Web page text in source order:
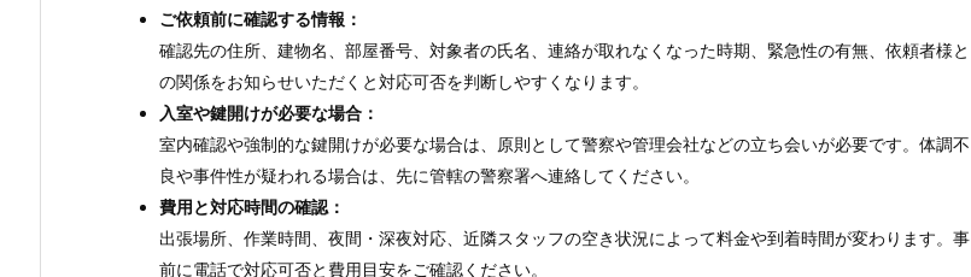
ご依頼前に確認する情報：
確認先の住所、建物名、部屋番号、対象者の氏名、連絡が取れなくなった時期、緊急性の有無、依頼者様と
の関係をお知らせいただくと対応可否を判断しやすくなります。
入室や鍵開けが必要な場合：
室内確認や強制的な鍵開けが必要な場合は、原則として警察や管理会社などの立ち会いが必要です。体調不
良や事件性が疑われる場合は、先に管轄の警察署へ連絡してください。
費用と対応時間の確認：
出張場所、作業時間、夜間・深夜対応、近隣スタッフの空き状況によって料金や到着時間が変わります。事
前に電話で対応可否と費用目安をご確認ください。